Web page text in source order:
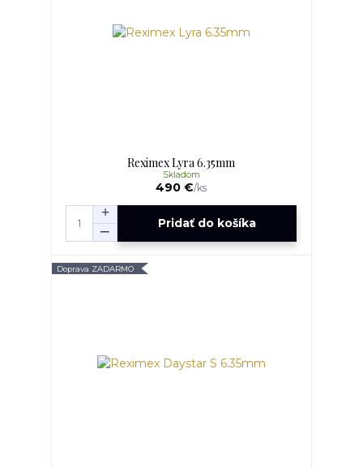
Reximex Lyra 6.35mm
490 €/ks
Skladom
Pridať do košíka
Doprava ZADARMO